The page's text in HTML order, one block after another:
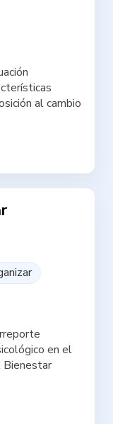
al cambio
en el
Bienestar